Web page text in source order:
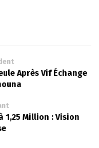
Après Vif Échange
1,25 Million : Vision